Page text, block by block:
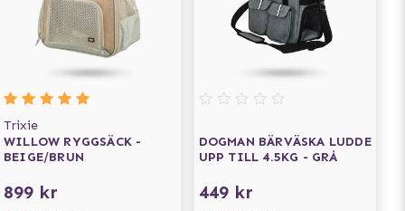
Trixie
WILLOW RYGGSÄCK -
BEIGE/BRUN
899 kr
DOGMAN BÄRVÄSKA LUDDE
UPP TILL 4.5KG - GRÅ
449 kr